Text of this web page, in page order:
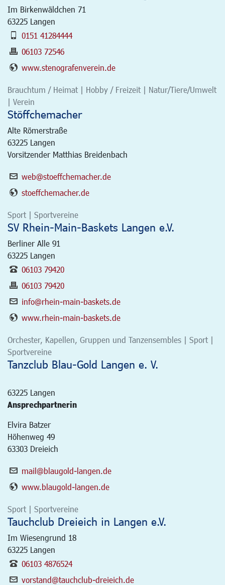
Im Birkenwäldchen 71
63225 Langen
0151 41284444
06103 72546
www.stenografenverein.de
Brauchtum / Heimat | Hobby / Freizeit | Natur/Tiere/Umwelt
| Verein
Stöffchemacher
Alte Römerstraße
63225 Langen
Vorsitzender Matthias Breidenbach
web@stoeffchemacher.de
stoeffchemacher.de
Sport | Sportvereine
SV Rhein-Main-Baskets Langen e.V.
Berliner Alle 91
63225 Langen
06103 79420
06103 79420
info@rhein-main-baskets.de
www.rhein-main-baskets.de
Orchester, Kapellen, Gruppen und Tanzensembles | Sport |
Sportvereine
Tanzclub Blau-Gold Langen e. V.
63225 Langen
Ansprechpartnerin
Elvira Batzer
Höhenweg 49
63303 Dreieich
mail@blaugold-langen.de
www.blaugold-langen.de
Sport | Sportvereine
Tauchclub Dreieich in Langen e.V.
Im Wiesengrund 18
63225 Langen
06103 4876524
vorstand@tauchclub-dreieich.de